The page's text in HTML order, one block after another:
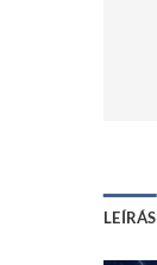
LEÍRÁS